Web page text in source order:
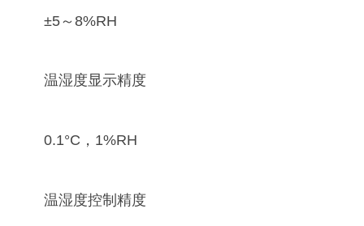
±5～8%RH
温湿度显示精度
0.1°C，1%RH
温湿度控制精度